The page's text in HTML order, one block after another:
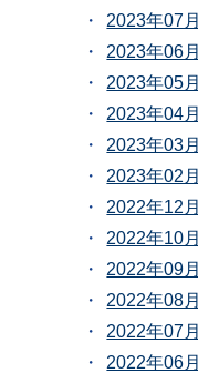
2023年07月
2023年06月
2023年05月
2023年04月
2023年03月
2023年02月
2022年12月
2022年10月
2022年09月
2022年08月
2022年07月
2022年06月